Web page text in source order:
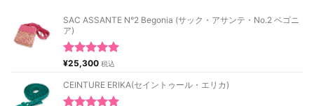
SAC ASSANTE N°2 Begonia (サック・アサンテ・No.2 ベゴニ
ア)
5段階中
¥25,300 税込
CEINTURE ERIKA(セイントゥール・エリカ)